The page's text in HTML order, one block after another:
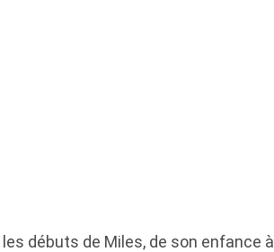
débuts de Miles, de son enfance à